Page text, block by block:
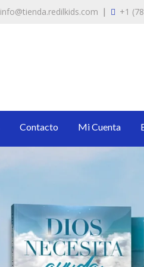
info@tienda.redilkids.com | +1
Contacto Mi Cuenta